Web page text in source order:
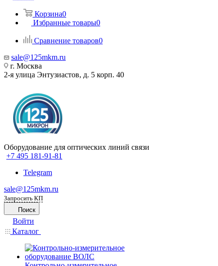
Корзина0
Избранные товары0
Сравнение товаров0
sale@125mkm.ru
г. Москва
2-я улица Энтузиастов, д. 5 корп. 40
Оборудование для оптических линий связи
+7 495 181-91-81
Telegram
sale@125mkm.ru
Запросить КП
Поиск
Войти
Каталог